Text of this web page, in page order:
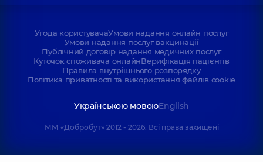
Угода користувачаУмови надання онлайн послуг
Умови надання послуг вакцинації
Публічний договір надання медичних послуг
Куточок споживача онлайнВерифікація пацієнтів
Правила внутрішнього розпорядку
Політика приватності та використання файлів cookie
Українською мовоюEnglish
ММ «Добробут» 2012 - 2026. Всі права захищені